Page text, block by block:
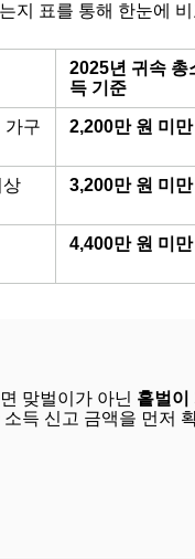
지 표를 통해 한눈에
2025년 귀속 총
득 기준
가구 2,200만 원 미만
상
3,200만 원 미만
4,400만 원 미만
맞벌이가 아닌 홑벌이
득 신고 금액을 먼저